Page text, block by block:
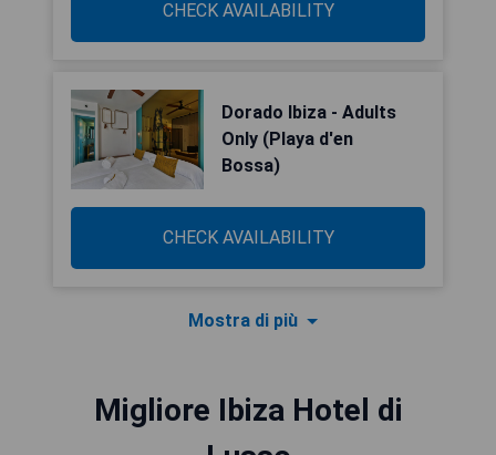
CHECK AVAILABILITY
Dorado Ibiza - Adults
Only (Playa d'en
Bossa)
CHECK AVAILABILITY
Mostra di più
Migliore Ibiza Hotel di